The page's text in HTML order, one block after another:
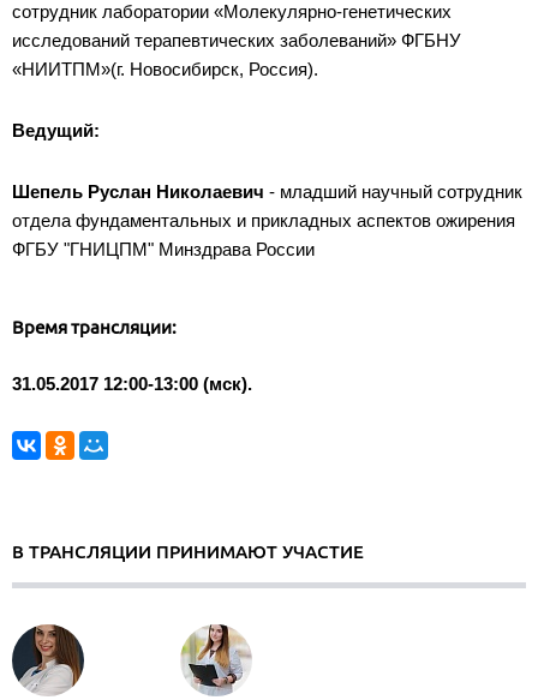
сотрудник лаборатории «Молекулярно-генетических
исследований терапевтических заболеваний» ФГБНУ
«НИИТПМ»(г. Новосибирск, Россия).
Ведущий:
Шепель Руслан Николаевич - младший научный сотрудник
отдела фундаментальных и прикладных аспектов ожирения
ФГБУ "ГНИЦПМ" Минздрава России
Время трансляции:
31.05.2017 12:00-13:00 (мск).
В ТРАНСЛЯЦИИ ПРИНИМАЮТ УЧАСТИЕ